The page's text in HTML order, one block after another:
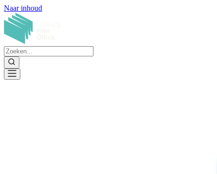
Naar inhoud